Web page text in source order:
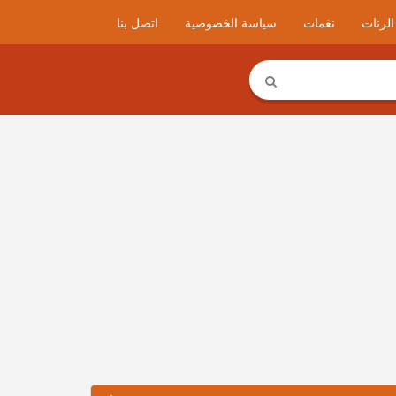
نغمات سياسة الخصوصية اتصل بنا